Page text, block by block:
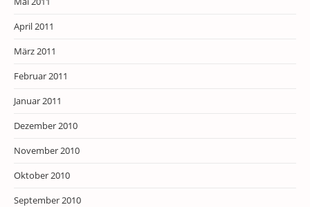
April 2011
März 2011
Februar 2011
Januar 2011
Dezember 2010
November 2010
Oktober 2010
September 2010